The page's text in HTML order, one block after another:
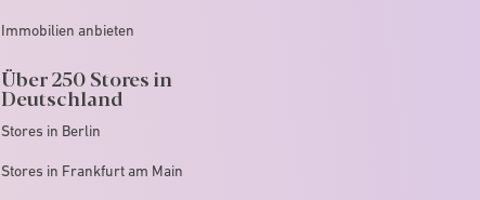
Immobilien anbieten
Über 250 Stores in
Deutschland
Stores in Berlin
Stores in Frankfurt am Main